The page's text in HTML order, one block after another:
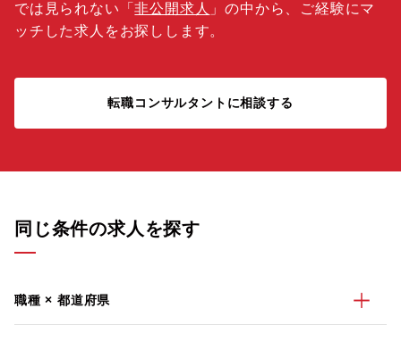
では見られない「非公開求人 」の中から、ご経験にマ
ッチした求人をお探しします。
転職コンサルタントに相談する
同じ条件の求人を探す
職種 × 都道府県